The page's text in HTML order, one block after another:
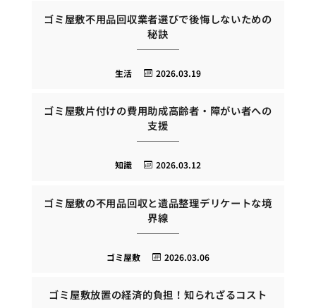
ゴミ屋敷不用品回収業者選びで後悔しないための
秘訣
2026.03.19
生活
ゴミ屋敷片付けの費用助成高齢者・障がい者への
支援
2026.03.12
知識
ゴミ屋敷の不用品回収と遺品整理デリケートな境
界線
2026.03.06
ゴミ屋敷
ゴミ屋敷放置の経済的負担！知られざるコスト